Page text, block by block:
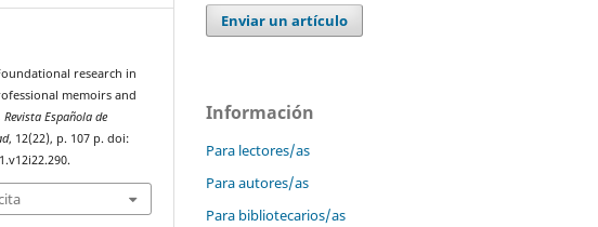
research in
memoirs and
Española de
, 12(22), p. 107 p. doi:
Enviar un artículo
Información
Para lectores/as
Para autores/as
Para bibliotecarios/as